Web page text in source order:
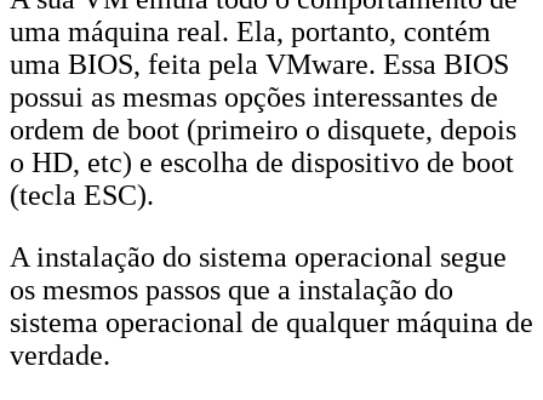
uma máquina real. Ela, portanto, contém
uma BIOS, feita pela VMware. Essa BIOS
possui as mesmas opções interessantes de
ordem de boot (primeiro o disquete, depois
o HD, etc) e escolha de dispositivo de boot
(tecla ESC).
A instalação do sistema operacional segue
os mesmos passos que a instalação do
sistema operacional de qualquer máquina de
verdade.